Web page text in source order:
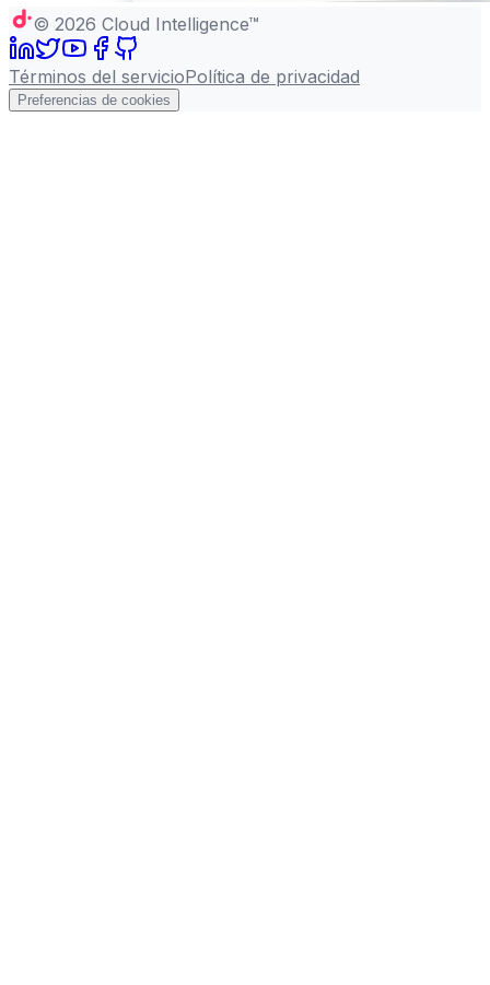
© 2026 Cloud Intelligence™
Términos del servicioPolítica de privacidad
Preferencias de cookies